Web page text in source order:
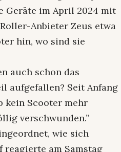
Geräte im April 2024 mit
Anbieter Zeus etwa
hin, wo sind sie
auch schon das
aufgefallen? Seit Anfang
kein Scooter mehr
verschwunden.”
wie sich
am Samstag